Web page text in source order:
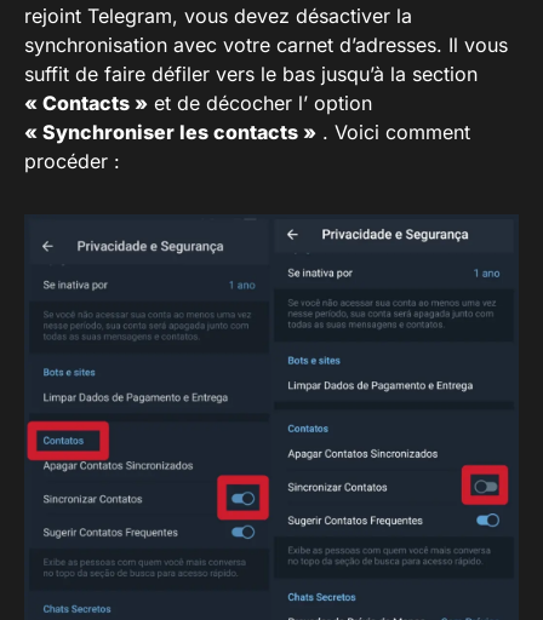
rejoint Telegram, vous devez désactiver la
synchronisation avec votre carnet d’adresses. Il vous
suffit de faire défiler vers le bas jusqu’à la section
« Contacts » et de décocher l’ option
« Synchroniser les contacts » . Voici comment
procéder :